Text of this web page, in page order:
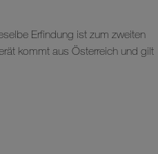
Erfindung ist zum zweiten
kommt aus Österreich und gilt